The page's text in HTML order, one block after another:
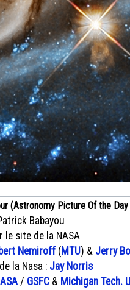
(Astronomy Picture Of the Day
Babayou
le site de la NASA
Nemiroff( MTU) & Jerry
la Nasa : Jay Norris
/ GSFC & Michigan Tech.